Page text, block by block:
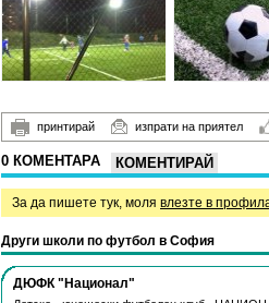
принтирай изпрати на приятел
0 КОМЕНТАРА КОМЕНТИРАЙ
За да пишете тук, моля влезте в
Други школи по футбол в София
ДЮФК "Национал"